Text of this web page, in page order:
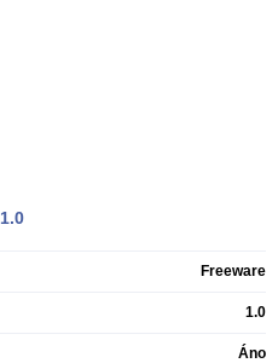
1.0
Freeware
1.0
Áno